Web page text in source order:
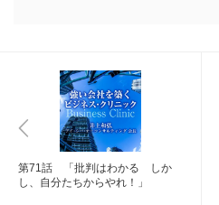
第71話 「批判はわかる しか
し、自分たちからやれ！」